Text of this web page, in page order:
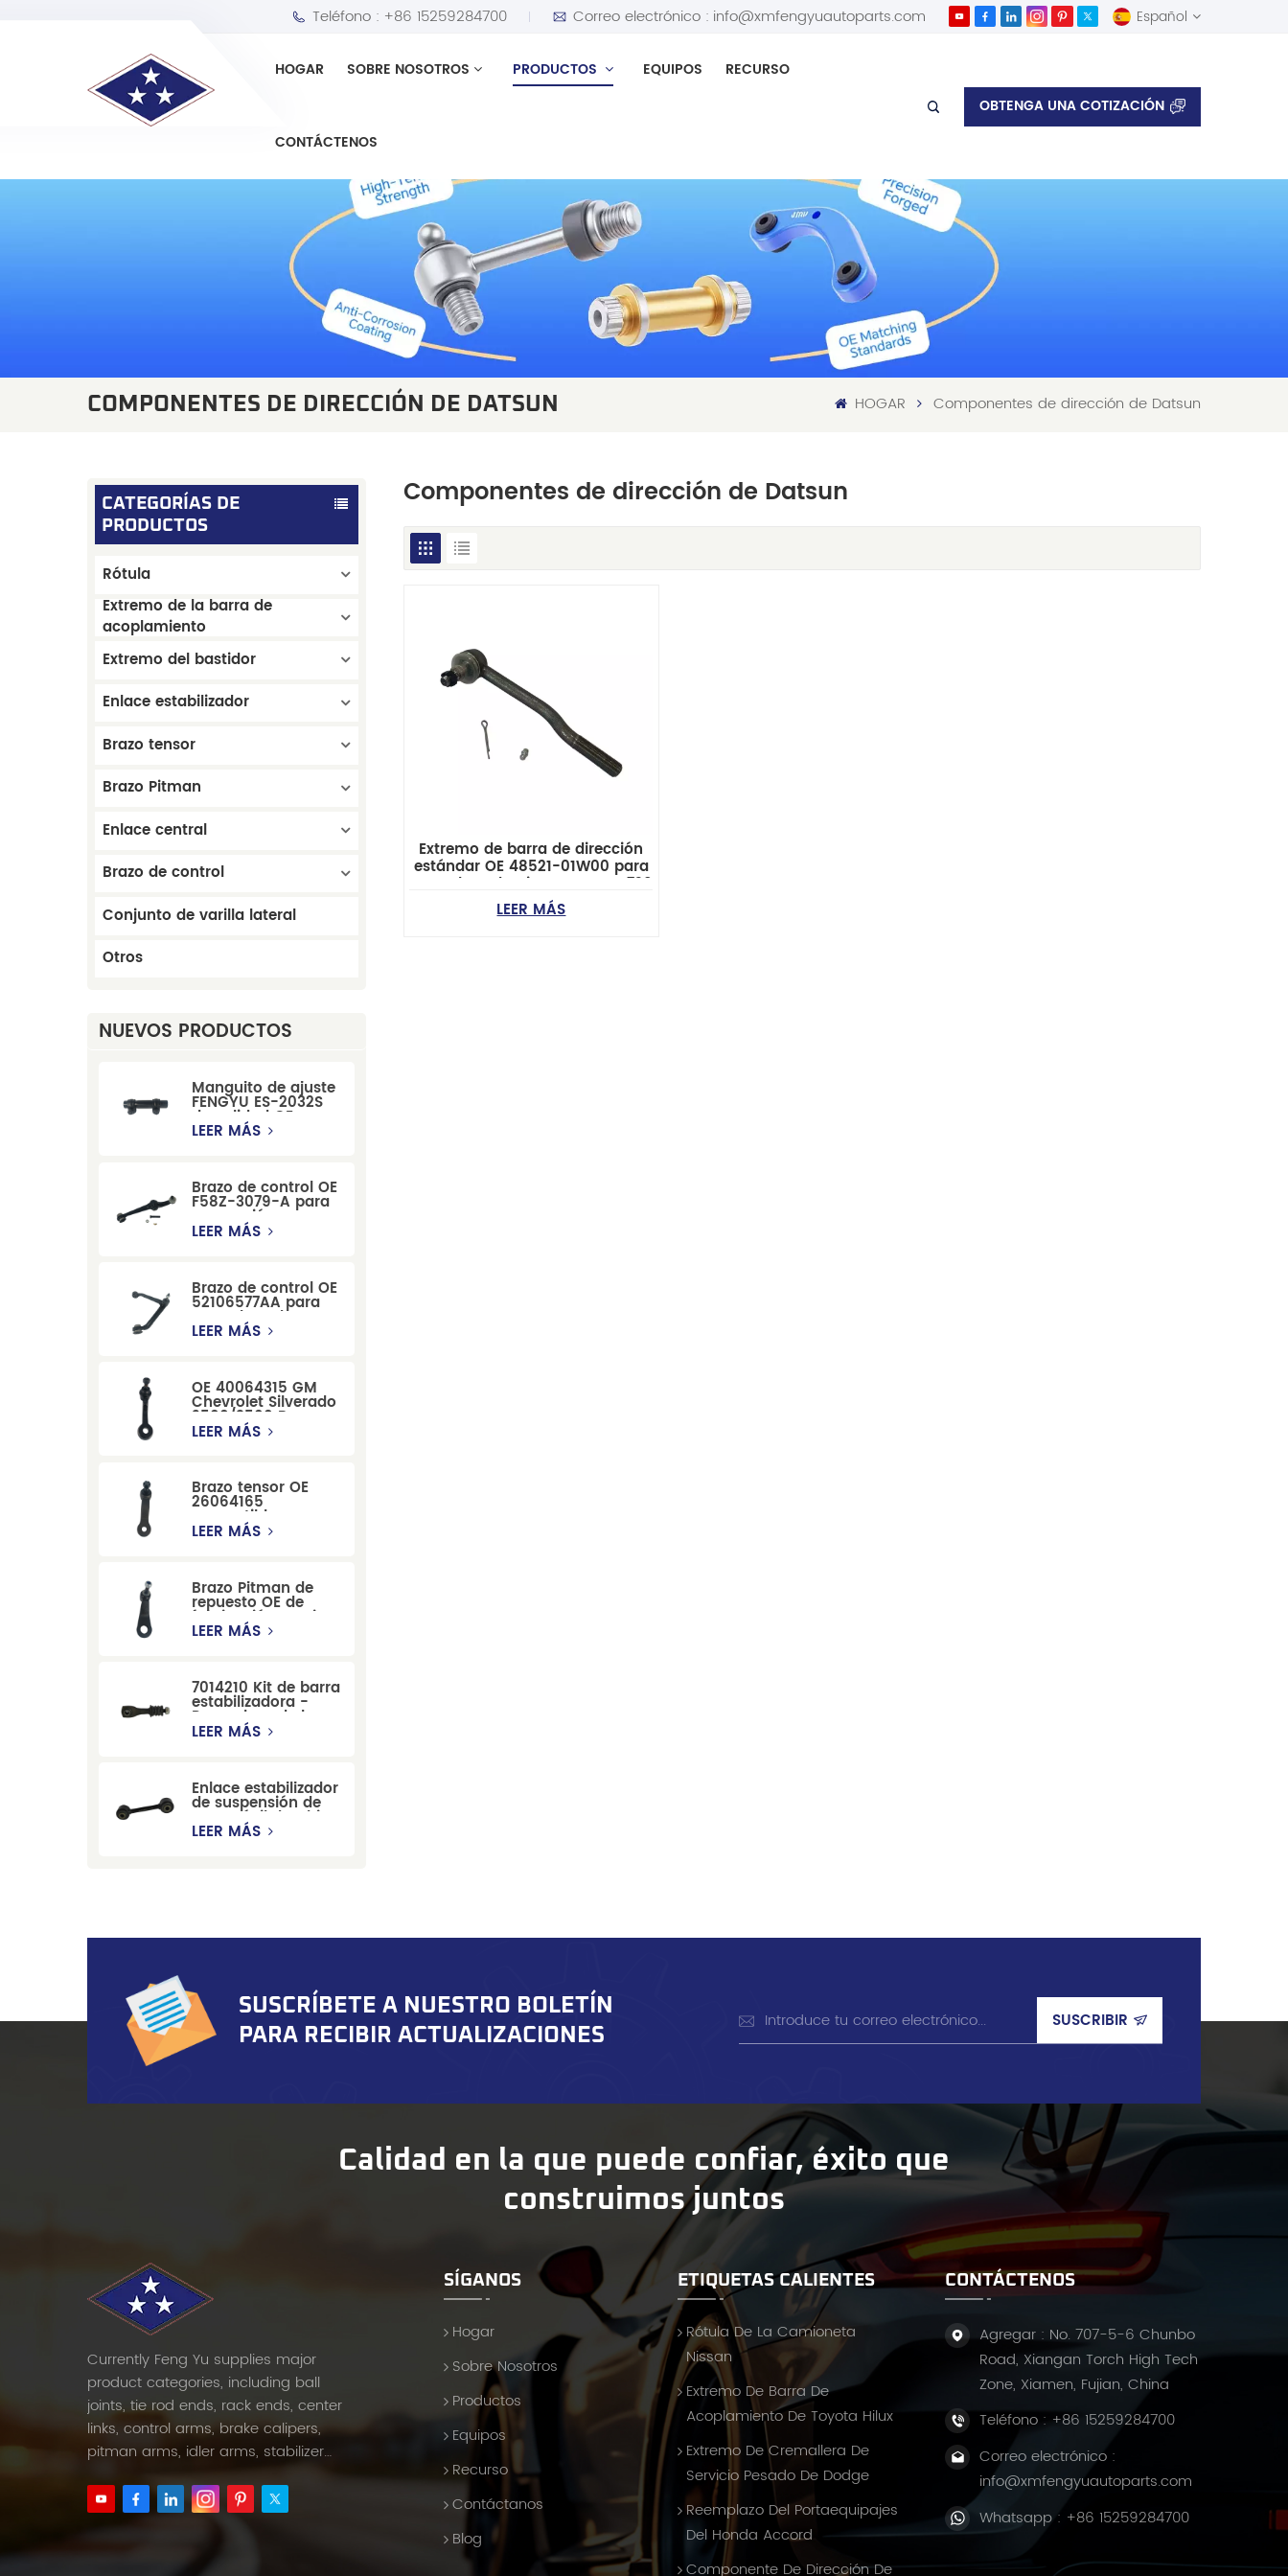
Teléfono : +86 15259284700 Correo electrónico : info@xmfengyuautoparts.com Español
English
HOGAR SOBRE NOSOTROS PRODUCTOS EQUIPOS RECURSO
CONTÁCTENOS
OBTENGA UNA COTIZACIÓN
COMPONENTES DE DIRECCIÓN DE DATSUN HOGAR Componentes de dirección de Datsun
CATEGORÍAS DE
PRODUCTOS
Rótula
Extremo de la barra de
acoplamiento
Extremo del bastidor
Enlace estabilizador
Brazo tensor
Brazo Pitman
Enlace central
Brazo de control
Conjunto de varilla lateral
Otros
NUEVOS PRODUCTOS
Manguito de ajuste
FENGYU ES-2032S
de calidad OE para
Mercury, Pontiac,
LEER MÁS
Brazo de control OE
F58Z-3079-A para
suspensión
delantera de Ford
LEER MÁS
Brazo de control OE
52106577AA para
reemplazo de
suspensión de
LEER MÁS
OE 40064315 GM
Chevrolet Silverado
2500/3500 Brazo
tensor para una
LEER MÁS
Brazo tensor OE
26064165
compatible con
modelos Cadillac
LEER MÁS
Brazo Pitman de
repuesto OE de
fabricación precisa
12479051, fabricado
Cadillac, Chevrolet
y Hummer.
LEER MÁS
7014210 Kit de barra
estabilizadora -
Reemplazo de barra
estabilizadora de
LEER MÁS
Enlace estabilizador
de suspensión de
automóvil de China
para Chevrolet
LEER MÁS
Componentes de dirección de Datsun
Extremo de barra de dirección
estándar OE 48521-01W00 para
reemplazo de Nissan Datsun 720
LEER MÁS
SUSCRÍBETE A NUESTRO BOLETÍN
PARA RECIBIR ACTUALIZACIONES
Calidad en la que puede confiar, éxito que
construimos juntos
Currently Feng Yu supplies major
product categories, including ball
joints, tie rod ends, rack ends, center
links, control arms, brake calipers,
pitman arms, idler arms, stabilizer
links and etc.
SÍGANOS
Hogar
Sobre Nosotros
Productos
Equipos
Recurso
Contáctanos
Blog
ETIQUETAS CALIENTES
Rótula De La Camioneta
Nissan
Extremo De Barra De
Acoplamiento De Toyota Hilux
Extremo De Cremallera De
Servicio Pesado De Dodge
Reemplazo Del Portaequipajes
Del Honda Accord
Componente De Dirección De
CONTÁCTENOS
Agregar : No. 707-5-6 Chunbo
Road, Xiangan Torch High Tech
Zone, Xiamen, Fujian, China
Teléfono : +86 15259284700
Correo electrónico :
info@xmfengyuautoparts.com
Whatsapp : +86 15259284700